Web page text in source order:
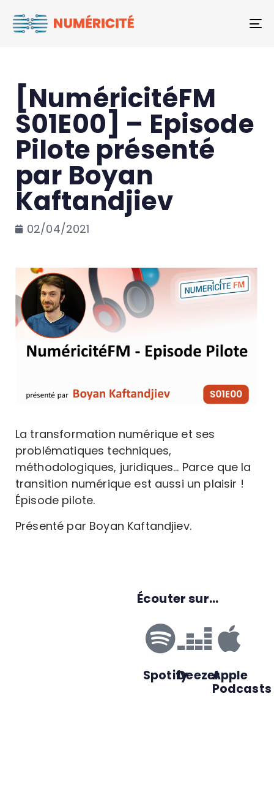
[NuméricitéFM
S01E00] – Episode
Pilote présenté
par Boyan
Kaftandjiev
02/04/2021
La transformation numérique et ses
problématiques techniques,
méthodologiques, juridiques… Parce que la
transition numérique est aussi un plaisir !
Épisode pilote.
Présenté par Boyan Kaftandjiev.
Écouter sur...
SpotifyDeezerApple
Podcasts